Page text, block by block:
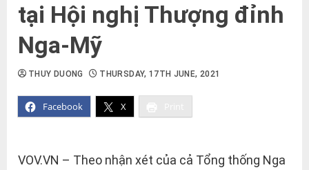
tại Hội nghị Thượng đỉnh
Nga-Mỹ
Facebook X
THUY DUONG THURSDAY, 17TH JUNE, 2021
VOV.VN – Theo nhận xét của cả Tổng thống Nga